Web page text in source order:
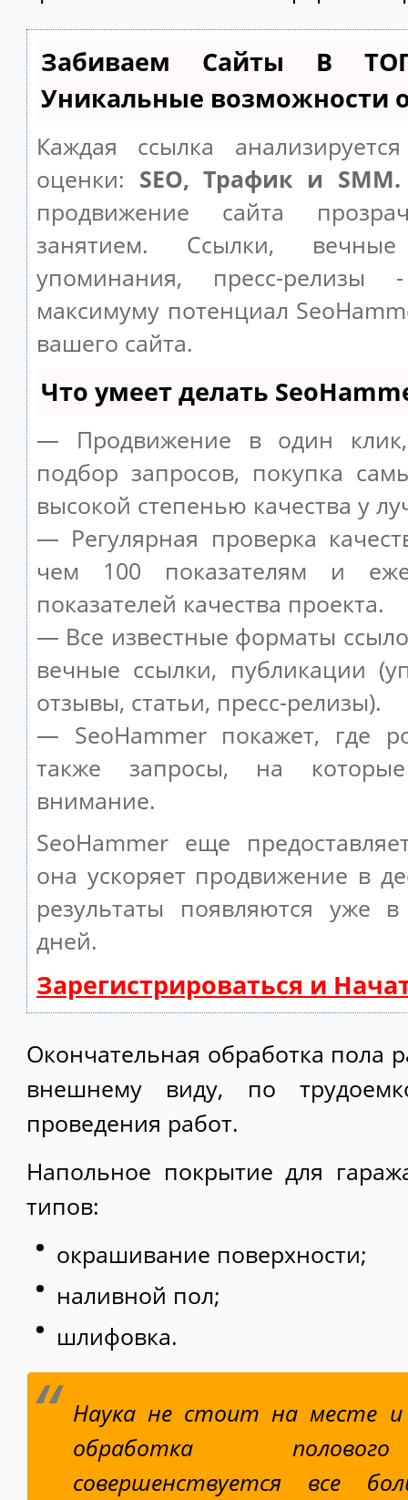
Забиваем Сайты В
Уникальные возможности
Каждая ссылка
оценки: SEO, Трафик и SMM.
продвижение сайта
занятием. Ссылки,
упоминания, пресс-релизы
максимуму потенциал
вашего сайта.
Что умеет делать
— Продвижение в один клик,
подбор запросов, покупка
высокой степенью качества у
— Регулярная проверка
чем 100 показателям и
показателей качества проекта.
— Все известные форматы
вечные ссылки, публикации
отзывы, статьи, пресс-релизы).
— SeoHammer покажет, где
также запросы, на
внимание.
SeoHammer еще
она ускоряет продвижение в
результаты появляются уже
дней.
Зарегистрироваться и
Окончательная обработка пола
внешнему виду, по
проведения работ.
Напольное покрытие для
типов:
окрашивание поверхности;
наливной пол;
шлифовка.
Наука не стоит на месте
обработка
совершенствуется все